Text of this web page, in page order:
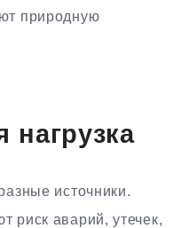
природную
источники.
риск аварий, утечек,